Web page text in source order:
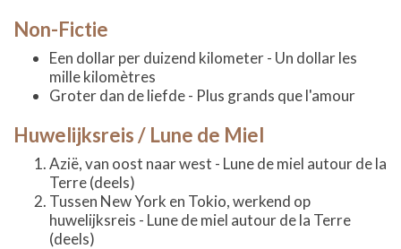
Non-Fictie
Een dollar per duizend kilometer - Un dollar les
mille kilomètres
Groter dan de liefde - Plus grands que l'amour
Huwelijksreis / Lune de Miel
Azië, van oost naar west - Lune de miel autour de la
Terre (deels)
Tussen New York en Tokio, werkend op
huwelijksreis - Lune de miel autour de la Terre
(deels)